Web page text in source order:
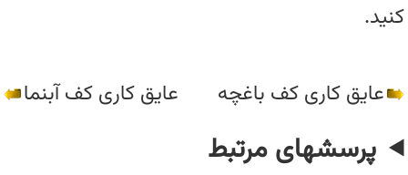
کنید.
عایق کاری کف باغچه عایق کاری کف آبنما
پرسشهای مرتبط